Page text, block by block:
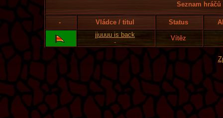
Seznam
- Vládce / titul Status
jjuuuu is back
-
Vítěz